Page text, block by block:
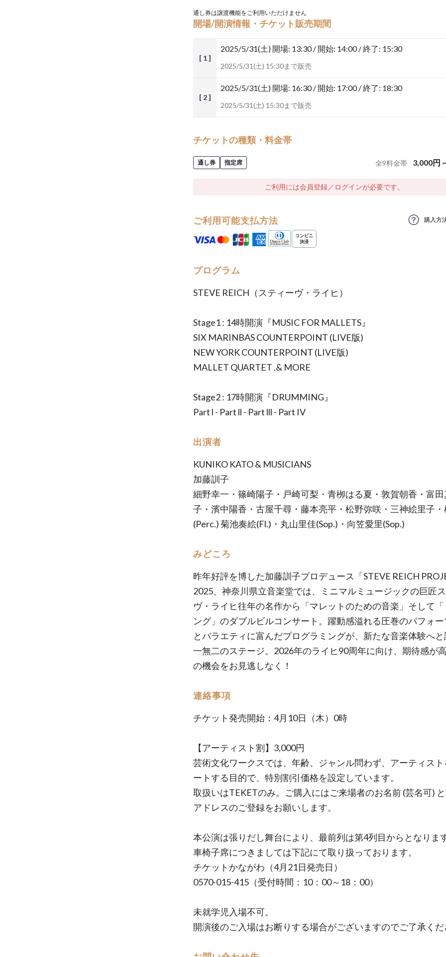
通し券は譲渡機能をご利用いただけません
開場/開演情報・チケット販売期間
[ 1 ]
2025/5/31(土) 開場: 13:30 / 開始: 14:00 / 終了: 15:30
2025/5/31(土) 15:30まで販売
[ 2 ]
2025/5/31(土) 開場: 16:30 / 開始: 17:00 / 終了: 18:30
2025/5/31(土) 15:30まで販売
チケットの種類・料金帯
通し券 指定席 全9料金帯 3,000円 ~
ご利用には会員登録／ログインが必要です。
ご利用可能支払方法 購入方
プログラム
STEVE REICH（スティーヴ・ライヒ）
Stage1 : 14時開演『MUSIC FOR MALLETS』
SIX MARINBAS COUNTERPOINT (LIVE版)
NEW YORK COUNTERPOINT (LIVE版)
MALLET QUARTET .& MORE
Stage2 : 17時開演『DRUMMING』
Part l - Part ll - Part lll - Part IV
出演者
KUNIKO KATO & MUSICIANS
加藤訓子
細野幸一・篠崎陽子・戸崎可梨・青栁はる夏・敦賀朝香・富田
子・濱中陽香・古屋千尋・藤本亮平・松野弥咲・三神絵里子・
(Perc.) 菊池奏絵(Fl.)・丸山里佳(Sop.)・向笠愛里(Sop.)
みどころ
昨年好評を博した加藤訓子プロデュース「STEVE REICH
2025、神奈川県立音楽堂では、ミニマルミュージックの巨匠
ヴ・ライヒ往年の名作から「マレットのための音楽」そして「
ング」のダブルビルコンサート。躍動感溢れる圧巻のパフォー
とバラエティに富んだプログラミングが、新たな音楽体験へ
一無二のステージ。2026年のライヒ90周年に向け、期待感が
の機会をお見逃しなく！
連絡事項
チケット発売開始：4月10日（木）0時
【アーティスト割】3,000円
芸術文化ワークスでは、年齢、ジャンル問わず、アーティスト
ートする目的で、特別割引価格を設定しています。
取扱いはTEKETのみ。ご購入にはご来場者のお名前 (芸名可)
アドレスのご登録をお願いします。
本公演は張りだし舞台により、最前列は第4列目からとなります
車椅子席につきましては下記にて取り扱っております。
チケットかながわ（4月21日発売日）
0570-015-415（受付時間：10：00～18：00）
未就学児入場不可。
開演後のご入場はお断りする場合がございますのでご了承くだ